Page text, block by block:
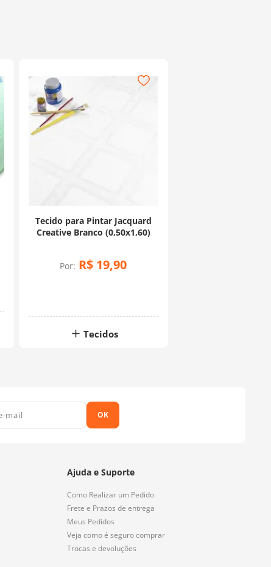
Tecido para Pintar Jacquard
Creative Branco (0,50x1,60)
Por: R$ 19,90
Tecidos
OK
Ajuda e Suporte
Como Realizar um Pedido
Frete e Prazos de entrega
Meus Pedidos
Veja como é seguro comprar
Trocas e devoluções